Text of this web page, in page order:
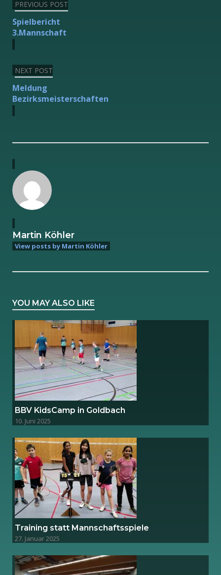
Beitragsnavigation
PREVIOUS POST
Spielbericht
3.Mannschaft
NEXT POST
Meldung
Bezirksmeisterschaften
Martin Köhler
View posts by Martin Köhler
YOU MAY ALSO LIKE
BBV KidsCamp in Goldbach
10. Juni 2025
Training statt Mannschaftsspiele
27. Januar 2025